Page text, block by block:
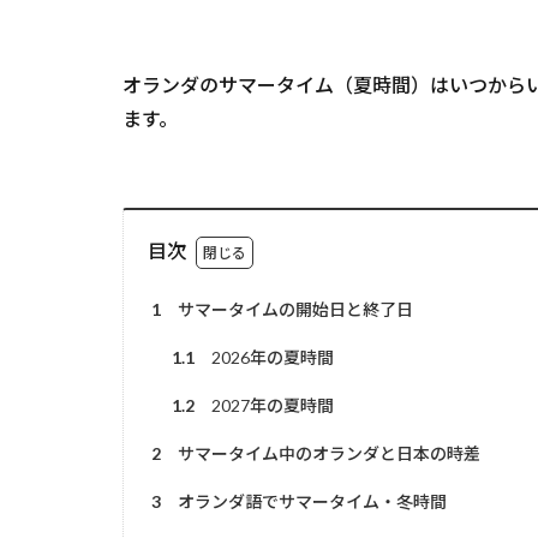
オランダのサマータイム（夏時間）はいつか
ます。
目次
1 サマータイムの開始日と終了日
1.1 2026年の夏時間
1.2 2027年の夏時間
2 サマータイム中のオランダと日本の時差
3 オランダ語でサマータイム・冬時間